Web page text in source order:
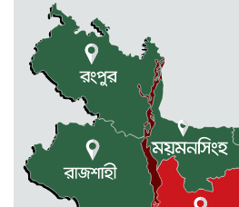
রাজধানীর তিন
ছাত্রশিবির
সরকারের
বাস্তবায়নে